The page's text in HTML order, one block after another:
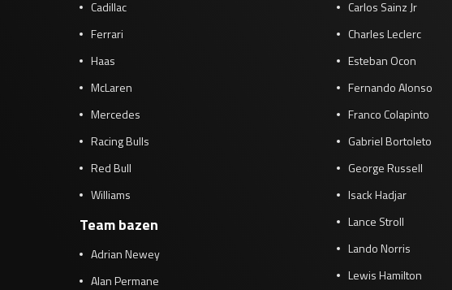
Cadillac
Ferrari
Haas
McLaren
Mercedes
Racing Bulls
Red Bull
Williams
Team bazen
Adrian Newey
Alan Permane
Carlos Sainz Jr
Charles Leclerc
Esteban Ocon
Fernando Alonso
Franco Colapinto
Gabriel Bortoleto
George Russell
Isack Hadjar
Lance Stroll
Lando Norris
Lewis Hamilton